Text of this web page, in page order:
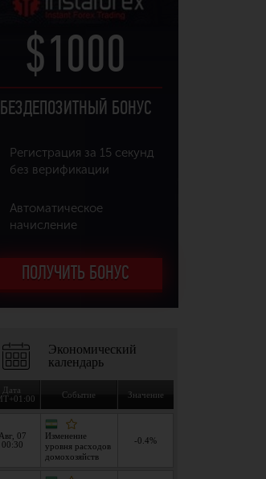
$1000
БЕЗДЕПОЗИТНЫЙ БОНУС
Регистрация за 15 секунд
без верификации
Автоматическое
начисление
ПОЛУЧИТЬ БОНУС